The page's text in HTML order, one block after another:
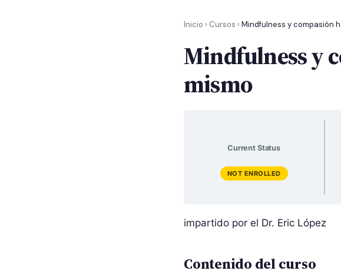
Inicio › Cursos › Mindfulness y compasión
Mindfulness y
mismo
Current Status
NOT ENROLLED
impartido por el Dr. Eric López
Contenido del curso